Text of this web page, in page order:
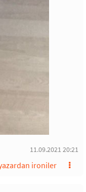
11.09.2021 20:21
ironiler